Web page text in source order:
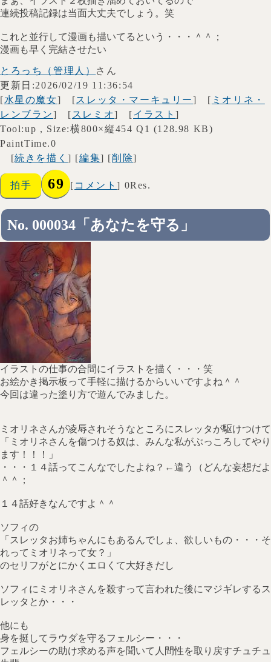
連続投稿記録は当面大丈夫でしょう。笑
これと並行して漫画も描いてるという・・・＾＾；
漫画も早く完結させたい
とろっち（管理人） さん
更新日:2026/02/19 11:36:54
[水星の魔女] [スレッタ・マーキュリー] [ ミオリネ・
レンブラン] [ スレミオ] [イラスト]
Tool:up , Size:横800×縦454 Q1 (128.98 KB)
PaintTime.0
[続きを描く] [編集] [削除]
拍手 69 [ コメント] 0Res.
No. 000034「あなたを守る」
イラストの仕事の合間にイラストを描く・・・笑
お絵かき掲示板って手軽に描けるからいいですよね＾＾
今回は違った塗り方で遊んでみました。
ミオリネさんが凌辱されそうなところにスレッタが駆けつけて
「ミオリネさんを傷つける奴は、みんな私がぶっころしてやり
ます！！！」
・・・１４話ってこんなでしたよね？←違う（どんな妄想だよ
＾＾；
１４話好きなんですよ＾＾
ソフィの
「スレッタお姉ちゃんにもあるんでしょ、欲しいもの・・・そ
れってミオリネって女？」
のセリフがとにかくエロくて大好きだし
ソフィにミオリネさんを殺すって言われた後にマジギレするス
レッタとか・・・
他にも
身を挺してラウダを守るフェルシー・・・
フェルシーの助け求める声を聞いて人間性を取り戻すチュチュ